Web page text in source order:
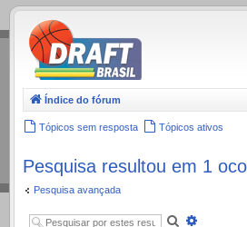
.
Índice do fórum
Tópicos sem resposta Tópicos ativos
Pesquisa resultou em 1
Pesquisa avançada
Pesquisar